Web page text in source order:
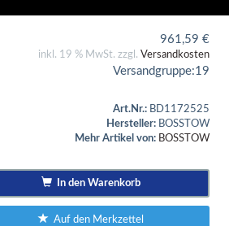
961,59 €
inkl. 19 % MwSt. zzgl. Versandkosten
Versandgruppe:19
Art.Nr.: BD1172525
Hersteller: BOSSTOW
Mehr Artikel von: BOSSTOW
In den Warenkorb
Auf den Merkzettel